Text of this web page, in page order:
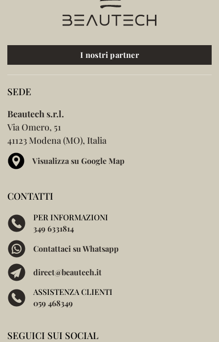
I nostri partner
SEDE
Beautech s.r.l.
Via Omero, 51
41123 Modena (MO), Italia
Visualizza su Google Map
CONTATTI
PER INFORMAZIONI
349 6331814
Contattaci su Whatsapp
direct@beautech.it
ASSISTENZA CLIENTI
059 468349
SEGUICI SUI SOCIAL